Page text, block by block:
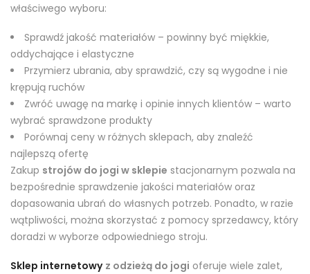
właściwego wyboru:
Sprawdź jakość materiałów – powinny być miękkie,
oddychające i elastyczne
Przymierz ubrania, aby sprawdzić, czy są wygodne i nie
krępują ruchów
Zwróć uwagę na markę i opinie innych klientów – warto
wybrać sprawdzone produkty
Porównaj ceny w różnych sklepach, aby znaleźć
najlepszą ofertę
Zakup strojów do jogi w sklepie stacjonarnym pozwala na
bezpośrednie sprawdzenie jakości materiałów oraz
dopasowania ubrań do własnych potrzeb. Ponadto, w razie
wątpliwości, można skorzystać z pomocy sprzedawcy, który
doradzi w wyborze odpowiedniego stroju.
Sklep internetowy z odzieżą do jogi oferuje wiele zalet,